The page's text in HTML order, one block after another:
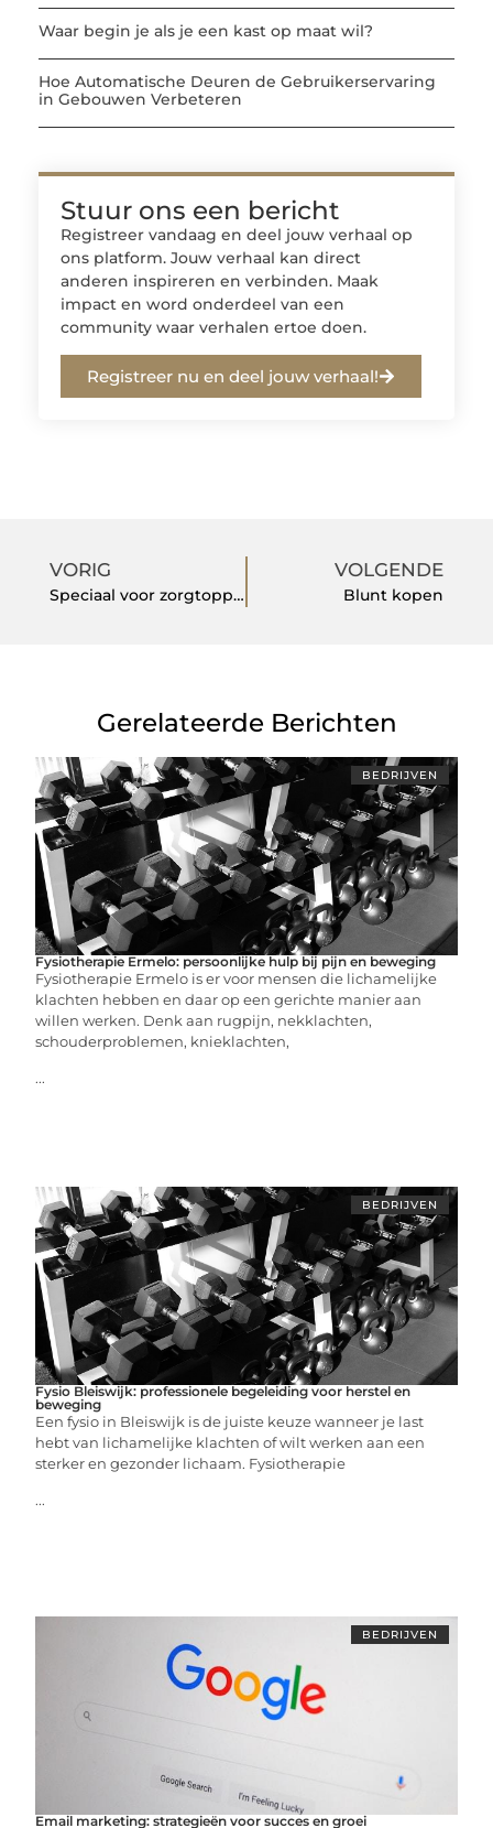
Waar begin je als je een kast op maat wil?
Hoe Automatische Deuren de Gebruikerservaring
in Gebouwen Verbeteren
Stuur ons een bericht
Registreer vandaag en deel jouw verhaal op
ons platform. Jouw verhaal kan direct
anderen inspireren en verbinden. Maak
impact en word onderdeel van een
community waar verhalen ertoe doen.
Registreer nu en deel jouw verhaal!
VORIG
Speciaal voor zorgtoppers als jij: Incura!
VOLGENDE
Blunt kopen
Gerelateerde Berichten
BEDRIJVEN
Fysiotherapie Ermelo: persoonlijke hulp bij pijn en beweging
Fysiotherapie Ermelo is er voor mensen die lichamelijke
klachten hebben en daar op een gerichte manier aan
willen werken. Denk aan rugpijn, nekklachten,
schouderproblemen, knieklachten,
...
BEDRIJVEN
Fysio Bleiswijk: professionele begeleiding voor herstel en
beweging
Een fysio in Bleiswijk is de juiste keuze wanneer je last
hebt van lichamelijke klachten of wilt werken aan een
sterker en gezonder lichaam. Fysiotherapie
...
BEDRIJVEN
Email marketing: strategieën voor succes en groei